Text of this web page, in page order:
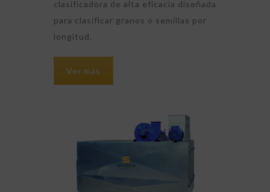
clasificadora de alta eficacia diseñada
para clasificar granos o semillas por
longitud.
Ver más